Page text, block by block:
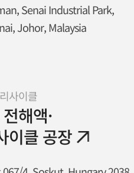
Senai Industrial Park,
Johor, Malaysia
사이클
해액·
이클 공장